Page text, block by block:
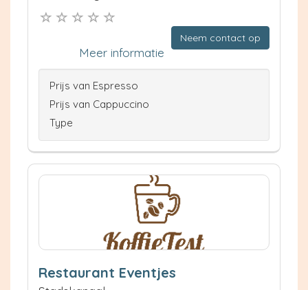
Neem contact op
Meer informatie
Prijs van Espresso
Prijs van Cappuccino
Type
Restaurant Eventjes